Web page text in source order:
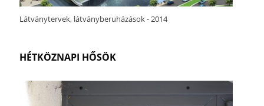
Látványtervek, látványberuházások - 2014
HÉTKÖZNAPI HŐSÖK